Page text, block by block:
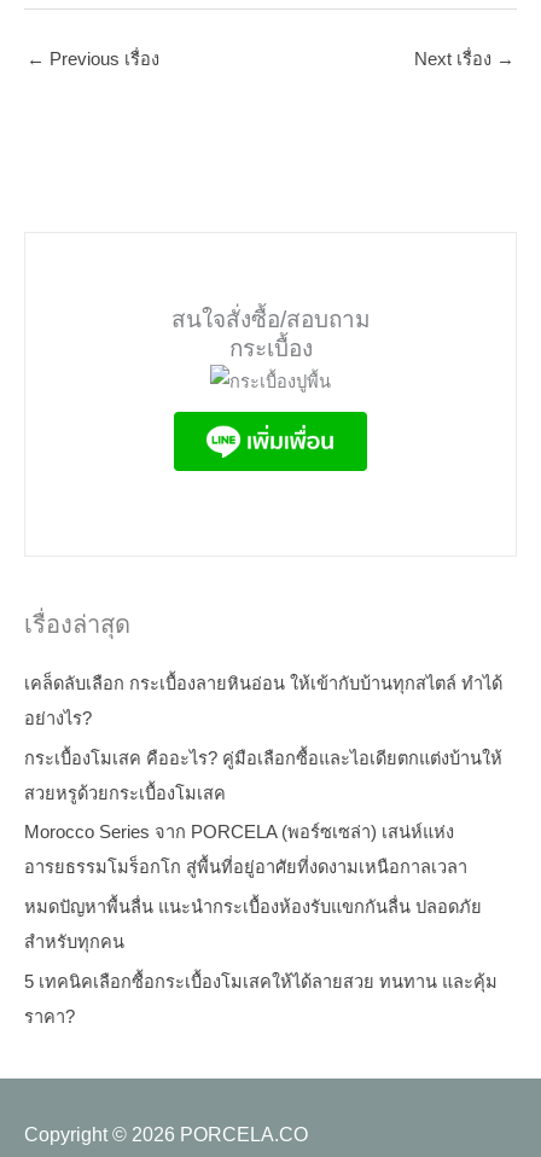
← Previous เรื่อง Next เรื่อง →
สนใจสั่งซื้อ/สอบถาม
กระเบื้อง
เรื่องล่าสุด
เคล็ดลับเลือก กระเบื้องลายหินอ่อน ให้เข้ากับบ้านทุกสไตล์ ทำได้
อย่างไร?
กระเบื้องโมเสค คืออะไร? คู่มือเลือกซื้อและไอเดียตกแต่งบ้านให้
สวยหรูด้วยกระเบื้องโมเสค
Morocco Series จาก PORCELA (พอร์ซเซล่า) เสน่ห์แห่ง
อารยธรรมโมร็อกโก สู่พื้นที่อยู่อาศัยที่งดงามเหนือกาลเวลา
หมดปัญหาพื้นลื่น แนะนำกระเบื้องห้องรับแขกกันลื่น ปลอดภัย
สำหรับทุกคน
5 เทคนิคเลือกซื้อกระเบื้องโมเสคให้ได้ลายสวย ทนทาน และคุ้ม
ราคา?
Copyright © 2026 PORCELA.CO